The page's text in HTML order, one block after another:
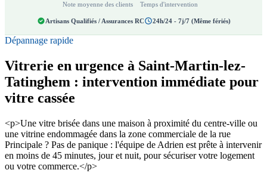
Note moyenne des clients Temps d'intervention
Artisans Qualifiés / Assurances RC 24h/24 - 7j/7 (Même fériés)
Dépannage rapide
Vitrerie en urgence à Saint-Martin-lez-
Tatinghem : intervention immédiate pour
vitre cassée
<p>Une vitre brisée dans une maison à proximité du centre-ville ou
une vitrine endommagée dans la zone commerciale de la rue
Principale ? Pas de panique : l'équipe de Adrien est prête à intervenir
en moins de 45 minutes, jour et nuit, pour sécuriser votre logement
ou votre commerce.</p>